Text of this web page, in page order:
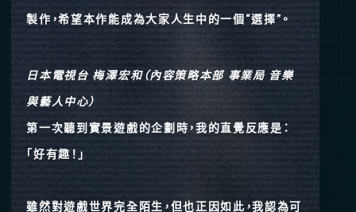
製作，希望本作能成為大家人生中的一個“選擇”。
日本電視台 梅澤宏和（內容策略本部 事業局 音樂
與藝人中心）
第一次聽到實景遊戲的企劃時，我的直覺反應是：
「好有趣！」
雖然對遊戲世界完全陌生，但也正因如此，我認為可